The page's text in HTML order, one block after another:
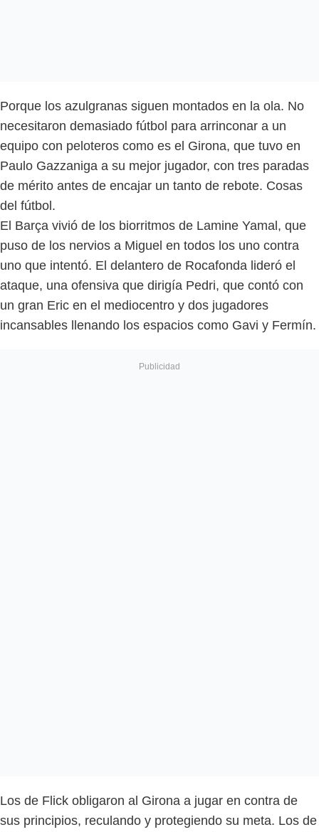
Porque los azulgranas siguen montados en la ola. No
necesitaron demasiado fútbol para arrinconar a un
equipo con peloteros como es el Girona, que tuvo en
Paulo Gazzaniga a su mejor jugador, con tres paradas
de mérito antes de encajar un tanto de rebote. Cosas
del fútbol.
El Barça vivió de los biorritmos de Lamine Yamal, que
puso de los nervios a Miguel en todos los uno contra
uno que intentó. El delantero de Rocafonda lideró el
ataque, una ofensiva que dirigía Pedri, que contó con
un gran Eric en el mediocentro y dos jugadores
incansables llenando los espacios como Gavi y Fermín.
Los de Flick obligaron al Girona a jugar en contra de
sus principios, reculando y protegiendo su meta. Los de